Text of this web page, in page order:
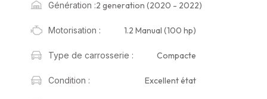
Génération :2 generation (2020 - 2022)
Motorisation : 1.2 Manual (100 hp)
Type de carrosserie : Compacte
Condition : Excellent état